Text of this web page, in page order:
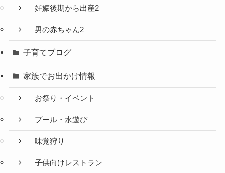
妊娠後期から出産2
男の赤ちゃん2
子育てブログ
家族でお出かけ情報
お祭り・イベント
プール・水遊び
味覚狩り
子供向けレストラン